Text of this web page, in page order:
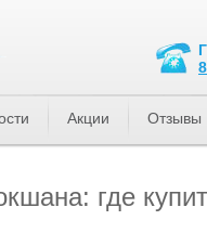
где
Акции Отзывы